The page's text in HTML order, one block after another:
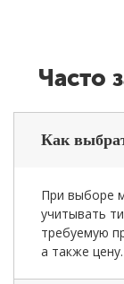
Часто
Как
При выборе
учитывать
требуемую
а также цену.